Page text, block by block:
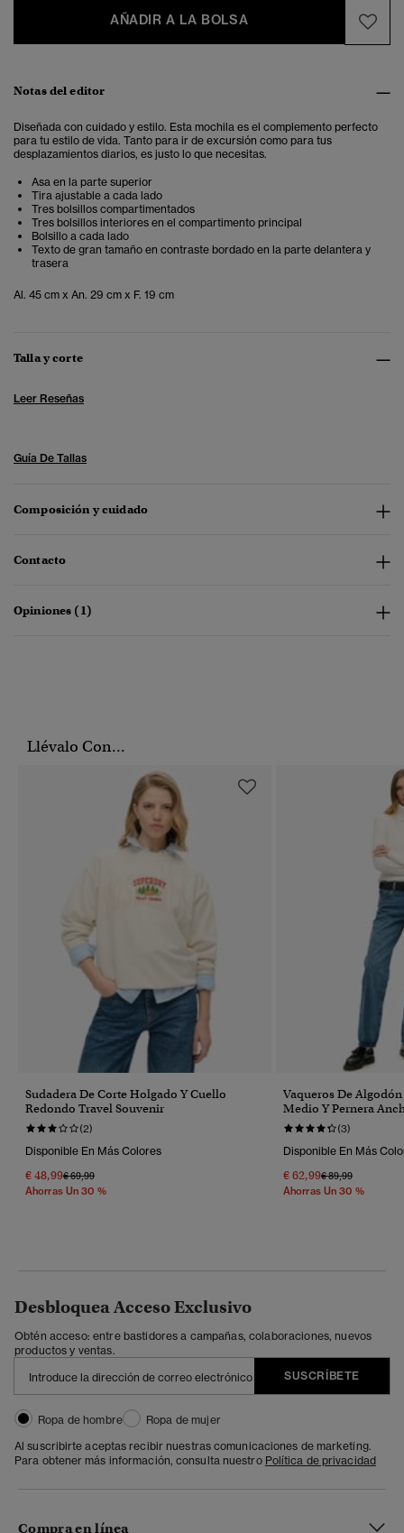
AÑADIR A LA BOLSA
Notas del editor
Diseñada con cuidado y estilo. Esta mochila es el complemento perfecto
para tu estilo de vida. Tanto para ir de excursión como para tus
desplazamientos diarios, es justo lo que necesitas.
Asa en la parte superior
Tira ajustable a cada lado
Tres bolsillos compartimentados
Tres bolsillos interiores en el compartimento principal
Bolsillo a cada lado
Texto de gran tamaño en contraste bordado en la parte delantera y
trasera
Al. 45 cm x An. 29 cm x F. 19 cm
Talla y corte
Leer Reseñas
Guía De Tallas
Composición y cuidado
Contacto
Opiniones (1)
Llévalo Con...
Sudadera De Corte Holgado Y Cuello
Redondo Travel Souvenir
(2)
Disponible En Más Colores
€ 48,99Precio Rebajado De
€ 69,99A
Ahorras Un 30 %
Vaqueros De
Medio Y Pernera
(3)
Disponible En Más
€ 62,99Precio Rebajado
€ 89,99A
Ahorras Un 30 %
Desbloquea Acceso Exclusivo
Obtén acceso: entre bastidores a campañas, colaboraciones, nuevos
productos y ventas.
SUSCRÍBETE
Ropa de hombre
Ropa de mujer
Al suscribirte aceptas recibir nuestras comunicaciones de marketing.
Para obtener más información, consulta nuestro Política de privacidad
Compra en línea